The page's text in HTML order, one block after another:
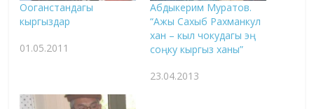
Ооганстандагы
кыргыздар
01.05.2011
Абдыкерим Муратов.
“Ажы Сахыб Рахманкул
хан – кыл чокудагы эң
соңку кыргыз ханы”
23.04.2013